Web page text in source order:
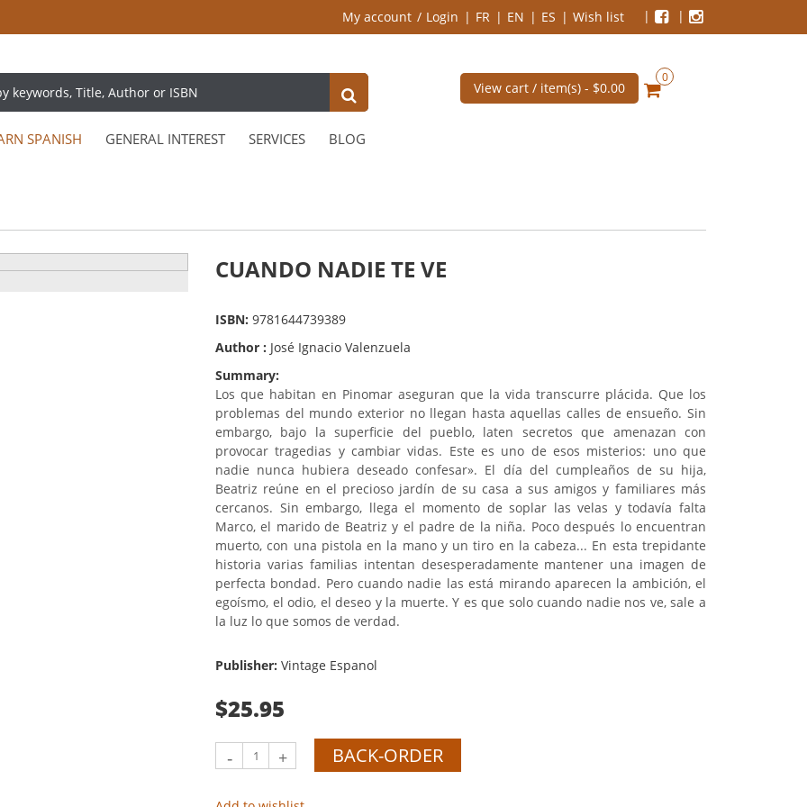
My account Login FR EN ES Wish list
View cart / item(s) - $0.00
0
SPANISH GENERAL INTEREST SERVICES BLOG
CUANDO NADIE TE VE
ISBN: 9781644739389
Author : José Ignacio Valenzuela
Summary:
Los que habitan en Pinomar aseguran que la vida transcurre plácida. Que los
problemas del mundo exterior no llegan hasta aquellas calles de ensueño. Sin
embargo, bajo la superficie del pueblo, laten secretos que amenazan con
provocar tragedias y cambiar vidas. Este es uno de esos misterios: uno que
nadie nunca hubiera deseado confesar». El día del cumpleaños de su hija,
Beatriz reúne en el precioso jardín de su casa a sus amigos y familiares más
cercanos. Sin embargo, llega el momento de soplar las velas y todavía falta
Marco, el marido de Beatriz y el padre de la niña. Poco después lo encuentran
muerto, con una pistola en la mano y un tiro en la cabeza... En esta trepidante
historia varias familias intentan desesperadamente mantener una imagen de
perfecta bondad. Pero cuando nadie las está mirando aparecen la ambición, el
egoísmo, el odio, el deseo y la muerte. Y es que solo cuando nadie nos ve, sale a
la luz lo que somos de verdad.
Publisher: Vintage Espanol
$25.95
- + BACK-ORDER